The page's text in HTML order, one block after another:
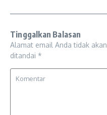
Tinggalkan Balasan
Alamat email Anda tidak
ditandai *